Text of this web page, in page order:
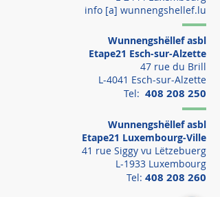
info [a] wunnengshellef.lu
Wunnengshëllef asbl
Etape21 Esch-sur-Alzette
47 rue du Brill
L-4041 Esch-sur-Alzette
Tel: 408 208 250
Wunnengshëllef asbl
Etape21 Luxembourg-Ville
41 rue Siggy vu Lëtzebuerg
L-1933 Luxembourg
Tel: 408 208 260